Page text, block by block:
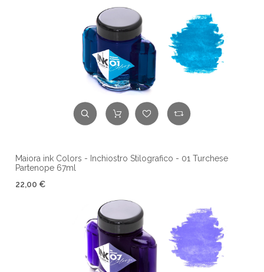
Maiora ink Colors - Inchiostro Stilografico - 01 Turchese
Partenope 67ml
22,00 €